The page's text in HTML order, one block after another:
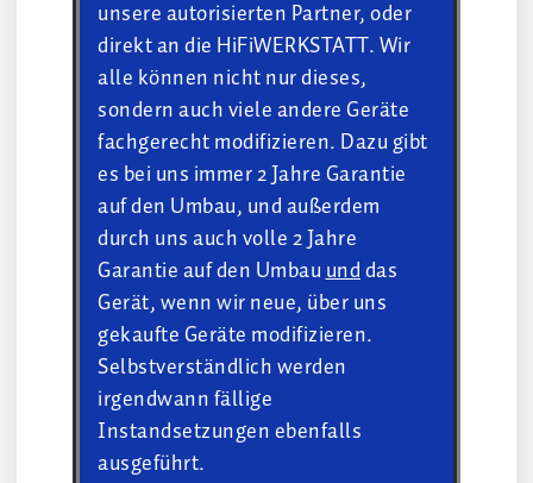
unsereautorisierten Partner, oder
direkt an die HiFiWERKSTATT. Wir
alle können nicht nur dieses,
sondern auch viele andere Geräte
fachgerecht modifizieren. Dazu gibt
es bei uns immer 2 Jahre Garantie
auf den Umbau, und außerdem
durch uns auch volle 2 Jahre
Garantie auf den Umbauunddas
Gerät, wenn wir neue, über uns
gekaufte Geräte modifizieren.
Selbstverständlich werden
irgendwann fällige
Instandsetzungen ebenfalls
ausgeführt.